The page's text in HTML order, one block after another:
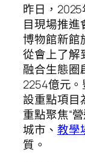
昨日，
目現場推進
博物館新館
從會上了解
融合生態圈
2254億元
設重點項目
重點聚焦“
城市、 教學
質。